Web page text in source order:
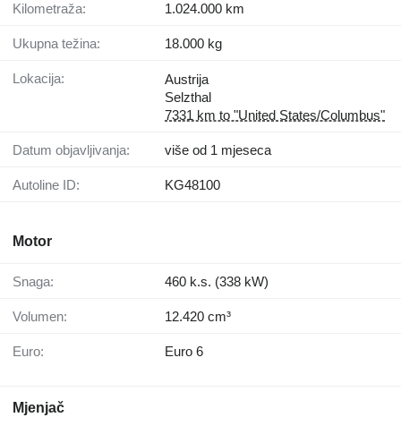
Kilometraža: 1.024.000 km
Ukupna težina: 18.000 kg
Lokacija:
Austrija
Selzthal
7331 km to "United States/Columbus"
Datum objavljivanja: više od 1 mjeseca
Autoline ID: KG48100
Motor
Snaga: 460 k.s. (338 kW)
Volumen: 12.420 cm³
Euro: Euro 6
Mjenjač